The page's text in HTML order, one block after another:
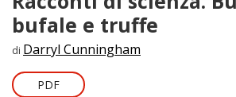
bufale e truffe
di Darryl Cunningham
PDF